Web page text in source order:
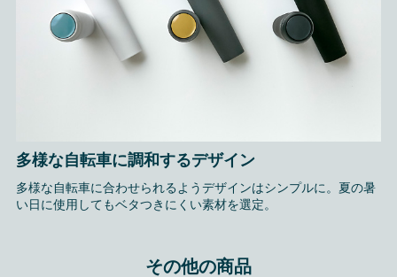
多様な自転車に調和するデザイン
多様な自転車に合わせられるようデザインはシンプルに。夏の暑
い日に使用してもベタつきにくい素材を選定。
その他の商品